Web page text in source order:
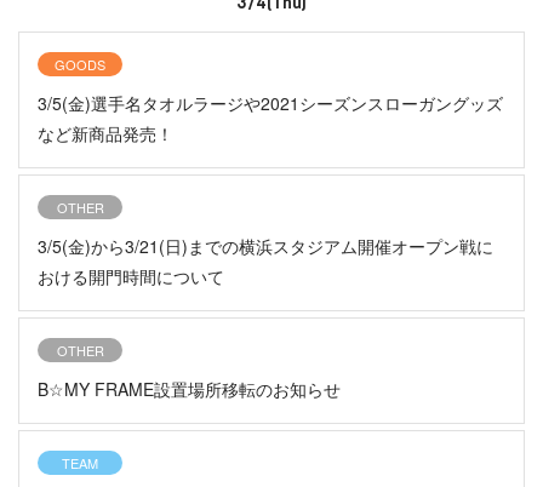
GOODS
3/5(金)選手名タオルラージや2021シーズンスローガングッズ
など新商品発売！
OTHER
3/5(金)から3/21(日)までの横浜スタジアム開催オープン戦に
おける開門時間について
OTHER
B☆MY FRAME設置場所移転のお知らせ
TEAM